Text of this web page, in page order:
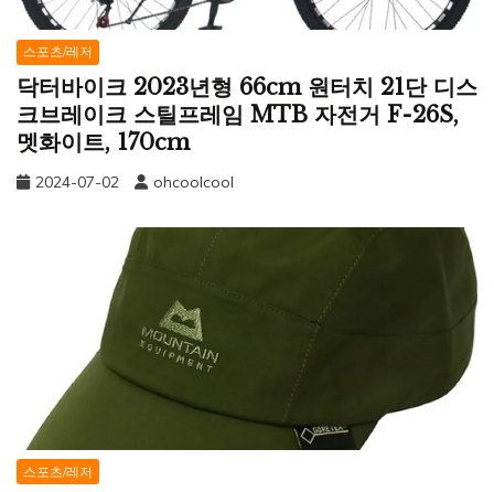
스포츠/레저
닥터바이크 2023년형 66cm 원터치 21단 디스
크브레이크 스틸프레임 MTB 자전거 F-26S,
멧화이트, 170cm
2024-07-02 ohcoolcool
스포츠/레저